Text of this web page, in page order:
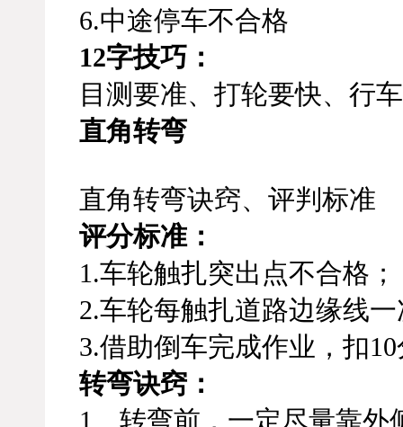
6.中途停车不合格
12字技巧：
目测要准、打轮要快、行
直角转弯
直角转弯诀窍、评判标准
评分标准：
1.车轮触扎突出点不合格；
2.车轮每触扎道路边缘线
3.借助倒车完成作业，扣
转弯诀窍：
1、转弯前，一定尽量靠